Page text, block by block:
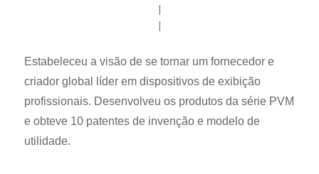
|
|
Estabeleceu a visão de se tornar um fornecedor e
criador global líder em dispositivos de exibição
profissionais. Desenvolveu os produtos da série PVM
e obteve 10 patentes de invenção e modelo de
utilidade.